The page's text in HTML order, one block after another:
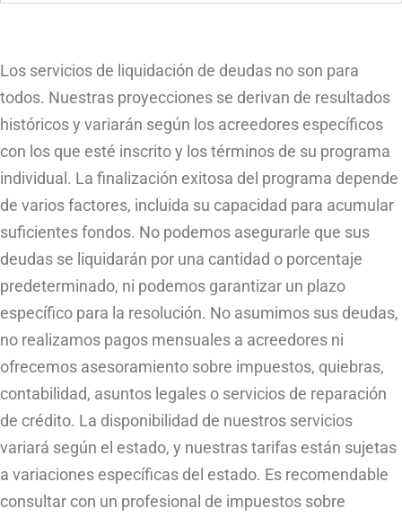
Los servicios de liquidación de deudas no son para
todos. Nuestras proyecciones se derivan de resultados
históricos y variarán según los acreedores específicos
con los que esté inscrito y los términos de su programa
individual. La finalización exitosa del programa depende
de varios factores, incluida su capacidad para acumular
suficientes fondos. No podemos asegurarle que sus
deudas se liquidarán por una cantidad o porcentaje
predeterminado, ni podemos garantizar un plazo
específico para la resolución. No asumimos sus deudas,
no realizamos pagos mensuales a acreedores ni
ofrecemos asesoramiento sobre impuestos, quiebras,
contabilidad, asuntos legales o servicios de reparación
de crédito. La disponibilidad de nuestros servicios
variará según el estado, y nuestras tarifas están sujetas
a variaciones específicas del estado. Es recomendable
consultar con un profesional de impuestos sobre